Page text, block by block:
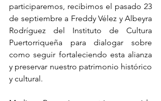
participaremos, recibimos el pasado 23
de septiembre a Freddy Vélez y Albeyra
Rodríguez del Instituto de Cultura
Puertorriqueña para dialogar sobre
como seguir fortaleciendo esta alianza
y preservar nuestro patrimonio histórico
y cultural.